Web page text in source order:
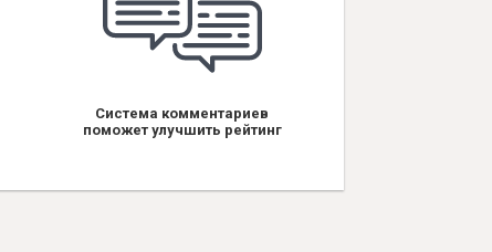
Система комментариев
поможет улучшить рейтинг